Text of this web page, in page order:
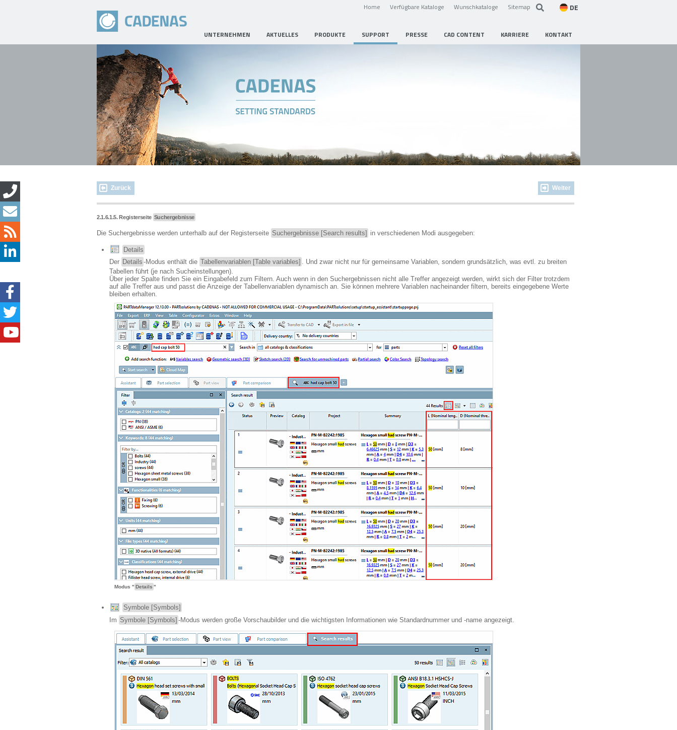
Home Verfügbare Kataloge Wunschkataloge Sitemap DE
UNTERNEHMEN AKTUELLES PRODUKTE SUPPORT PRESSE CAD CONTENT KARRIERE KONTAKT
Zurück Weiter
2.1.6.1.5. Registerseite Suchergebnisse
Die Suchergebnisse werden unterhalb auf der Registerseite Suchergebnisse [Search results] in verschiedenen Modi ausgegeben:
Details
Der Details -Modus enthält die Tabellenvariablen [Table variables] . Und zwar nicht nur für gemeinsame Variablen, sondern grundsätzlich, was evtl. zu breiten
Tabellen führt (je nach Sucheinstellungen).
Über jeder Spalte finden Sie ein Eingabefeld zum Filtern. Auch wenn in den Suchergebnissen nicht alle Treffer angezeigt werden, wirkt sich der Filter trotzdem
auf alle Treffer aus und passt die Anzeige der Tabellenvariablen dynamisch an. Sie können mehrere Variablen nacheinander filtern, bereits eingegebene Werte
bleiben erhalten.
Modus " Details "
Symbole [Symbols]
Im Symbole [Symbols] -Modus werden große Vorschaubilder und die wichtigsten Informationen wie Standardnummer und -name angezeigt.